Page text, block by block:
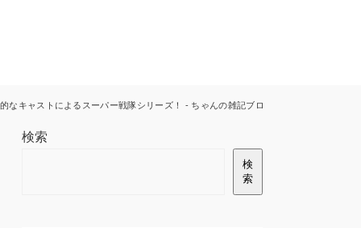
なキャストによるスーパー戦隊シリーズ！ - ちゃんの雑記ブログ(Mリーグ/行動経済
検索
検
索